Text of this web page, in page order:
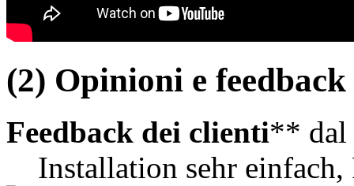
(2) Opinioni e
Feedback dei clienti** dal
Installation sehr